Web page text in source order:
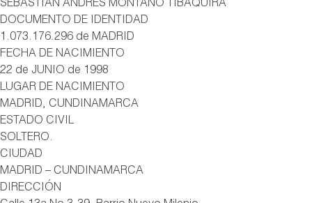
SEBASTIAN ANDRES MONTAÑO TIBAQUIRA
DOCUMENTO DE IDENTIDAD
1.073.176.296 de MADRID
FECHA DE NACIMIENTO
22 de JUNIO de 1998
LUGAR DE NACIMIENTO
MADRID, CUNDINAMARCA
ESTADO CIVIL
SOLTERO.
CIUDAD
MADRID – CUNDINAMARCA
DIRECCIÓN